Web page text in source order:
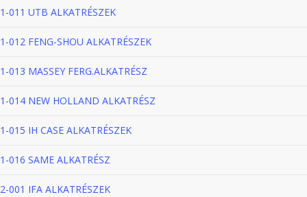
1-011 UTB ALKATRÉSZEK
1-012 FENG-SHOU ALKATRÉSZEK
1-013 MASSEY FERG.ALKATRÉSZ
1-014 NEW HOLLAND ALKATRÉSZ
1-015 IH CASE ALKATRÉSZEK
1-016 SAME ALKATRÉSZ
2-001 IFA ALKATRÉSZEK